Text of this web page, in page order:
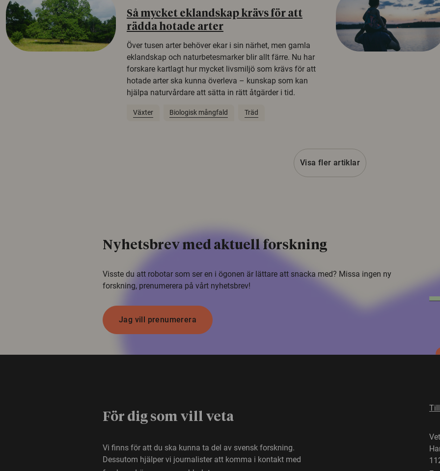
Så mycket eklandskap krävs för att
rädda hotade arter
Över tusen arter behöver ekar i sin närhet, men gamla
eklandskap och naturbetesmarker blir allt färre. Nu har
forskare kartlagt hur mycket livsmiljö som krävs för att
hotade arter ska kunna överleva – kunskap som kan
hjälpa naturvårdare att sätta in rätt åtgärder i tid.
Växter Biologisk mångfald Träd
Visa fler artiklar
Nyhetsbrev med aktuell forskning
Visste du att robotar som ser en i ögonen är lättare att snacka med? Missa ingen ny
forskning, prenumerera på vårt nyhetsbrev!
Jag vill prenumerera
För dig som vill veta
Vi finns för att du ska kunna ta del av svensk forskning.
Dessutom hjälper vi journalister att komma i kontakt med